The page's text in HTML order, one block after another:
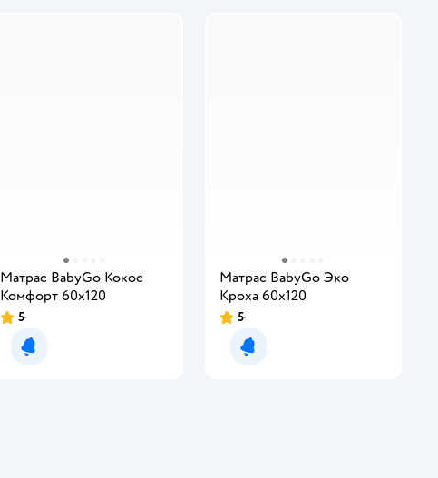
Матрас BabyGo Кокос
Комфорт 60х120
5
Уведомить о появлении
Матрас BabyGo Эко
Кроха 60х120
5
Уведомить о появлении